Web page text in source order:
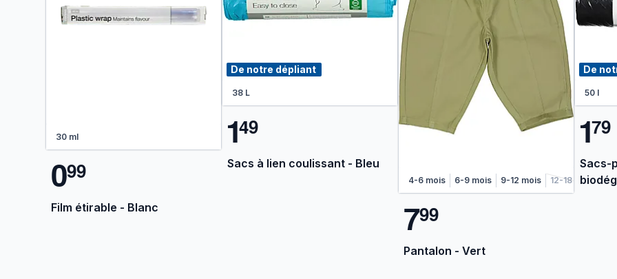
30 ml
099
Film étirable - Blanc
De notre dépliant
38 L
149
Sacs à lien coulissant - Bleu
4-6 mois 6-9 mois 9-12 mois 12-18 mois
799
Pantalon - Vert
De
50 l
179
Sacs-